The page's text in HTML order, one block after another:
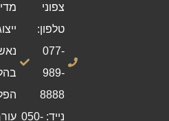
צפוני
טלפון:
077-
989-
8888
נייד: 050-